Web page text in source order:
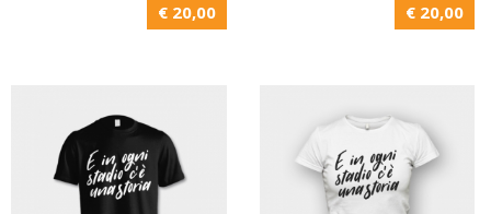
€ 20,00 € 20,00